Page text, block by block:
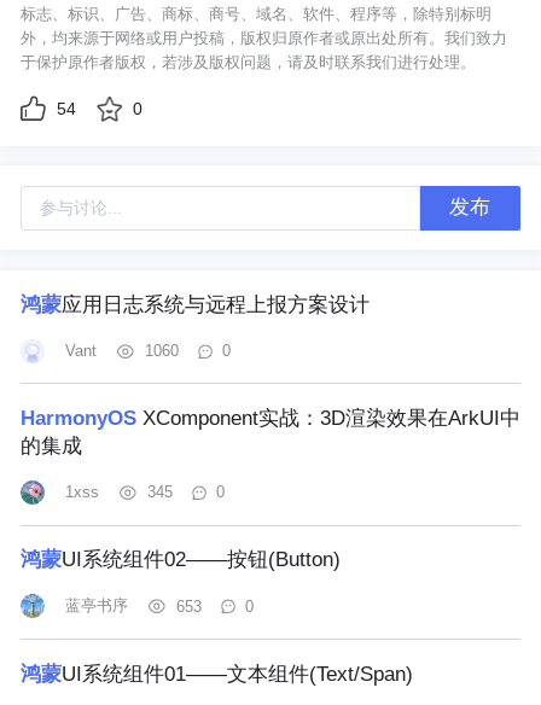
标志、标识、广告、商标、商号、域名、软件、程序等，除特别标明
外，均来源于网络或用户投稿，版权归原作者或原出处所有。我们致力
于保护原作者版权，若涉及版权问题，请及时联系我们进行处理。
54 0
发布
鸿蒙应用日志系统与远程上报方案设计
Vant 1060 0
HarmonyOSXComponent实战：3D渲染效果在ArkUI中
的集成
1xss 345 0
鸿蒙UI系统组件02——按钮(Button)
蓝亭书序 653 0
鸿蒙UI系统组件01——文本组件(Text/Span)